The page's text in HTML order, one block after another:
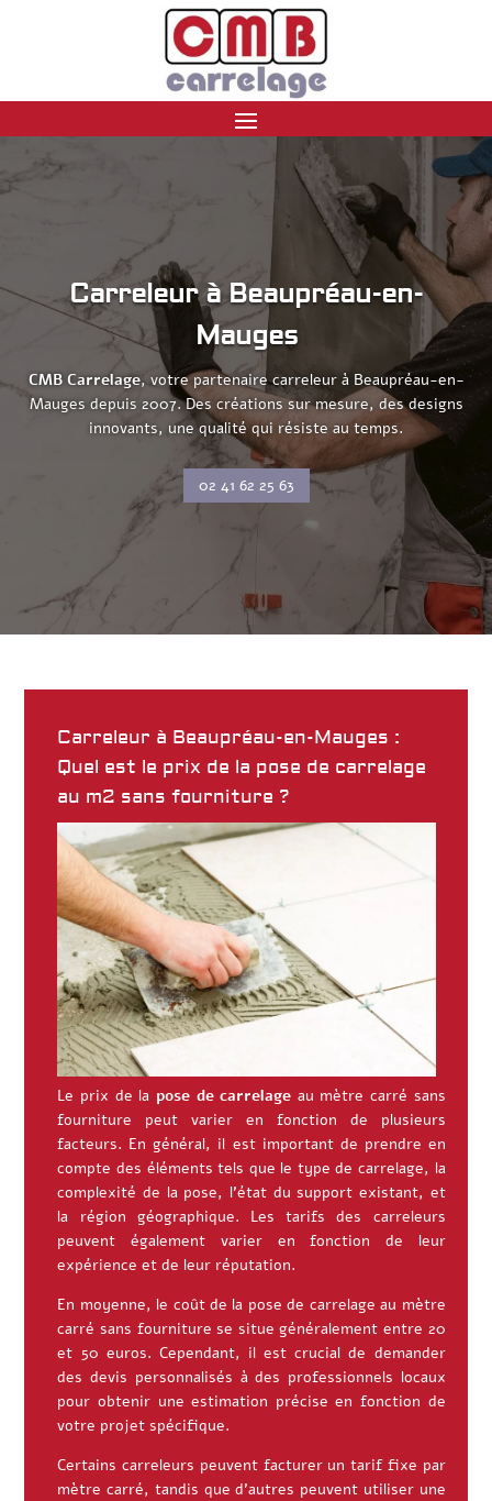
Carreleur à Beaupréau-en-
Mauges
CMB Carrelage, votre partenaire carreleur à Beaupréau-en-
Mauges depuis 2007. Des créations sur mesure, des designs
innovants, une qualité qui résiste au temps.
02 41 62 25 63
Carreleur à Beaupréau-en-Mauges :
Quel est le prix de la pose de carrelage
au m2 sans fourniture ?
Le prix de la pose de carrelage au mètre carré sans
fourniture peut varier en fonction de plusieurs
facteurs. En général, il est important de prendre en
compte des éléments tels que le type de carrelage, la
complexité de la pose, l’état du support existant, et
la région géographique. Les tarifs des carreleurs
peuvent également varier en fonction de leur
expérience et de leur réputation.
En moyenne, le coût de la pose de carrelage au mètre
carré sans fourniture se situe généralement entre 20
et 50 euros. Cependant, il est crucial de demander
des devis personnalisés à des professionnels locaux
pour obtenir une estimation précise en fonction de
votre projet spécifique.
Certains carreleurs peuvent facturer un tarif fixe par
mètre carré, tandis que d’autres peuvent utiliser une